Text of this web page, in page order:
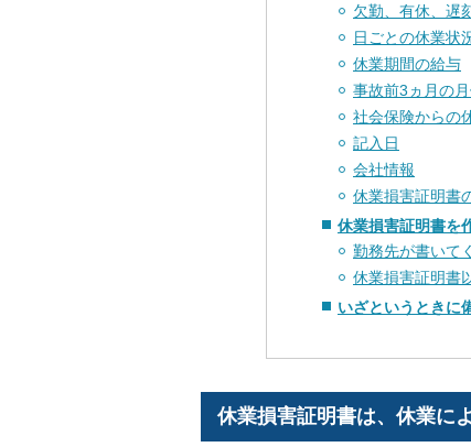
欠勤、有休、遅
日ごとの休業状
休業期間の給与
事故前3ヵ月の
社会保険からの
記入日
会社情報
休業損害証明書
休業損害証明書を
勤務先が書いて
休業損害証明書
いざというときに
休業損害証明書は、休業に